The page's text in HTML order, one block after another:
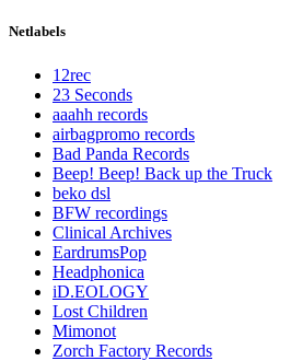
Netlabels
12rec
23 Seconds
aaahh records
airbagpromo records
Bad Panda Records
Beep! Beep! Back up the Truck
beko dsl
BFW recordings
Clinical Archives
EardrumsPop
Headphonica
iD.EOLOGY
Lost Children
Mimonot
Zorch Factory Records